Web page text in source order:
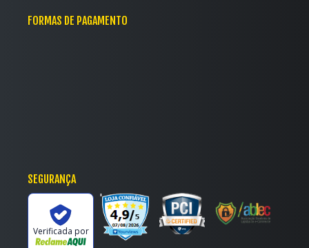
FORMAS DE PAGAMENTO
SEGURANÇA
Verificada por
'